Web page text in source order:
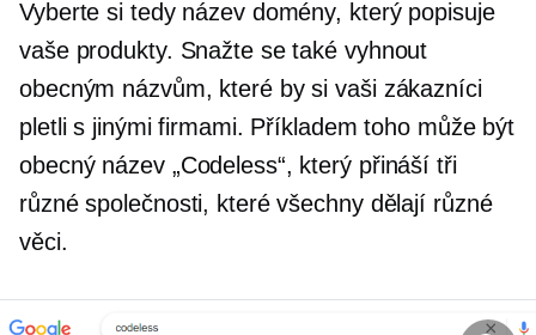
Vyberte si tedy název domény, který popisuje
vaše produkty. Snažte se také vyhnout
obecným názvům, které by si vaši zákazníci
pletli s jinými firmami. Příkladem toho může být
obecný název „Codeless“, který přináší tři
různé společnosti, které všechny dělají různé
věci.